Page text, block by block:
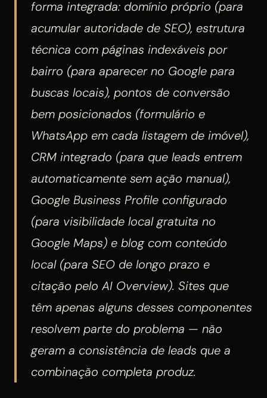
forma integrada: domínio próprio (para
acumular autoridade de SEO), estrutura
técnica com páginas indexáveis por
bairro (para aparecer no Google para
buscas locais), pontos de conversão
bem posicionados (formulário e
WhatsApp em cada listagem de imóvel),
CRM integrado (para que leads entrem
automaticamente sem ação manual),
Google Business Profile configurado
(para visibilidade local gratuita no
Google Maps) e blog com conteúdo
local (para SEO de longo prazo e
citação pelo AI Overview). Sites que
têm apenas alguns desses componentes
resolvem parte do problema — não
geram a consistência de leads que a
combinação completa produz.